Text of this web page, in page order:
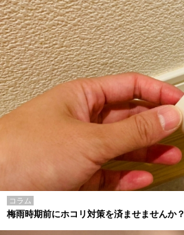
コラム
梅雨時期前にホコリ対策を済ませませんか？